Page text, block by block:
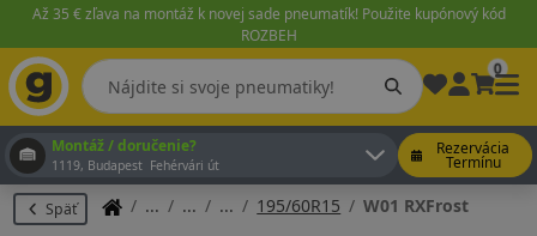
Až 35 € zľava na montáž k novej sade pneumatík! Použite kupónový kód
ROZBEH
0
Montáž / doručenie?
1119, Budapest Fehérvári út
Rezervácia
Termínu
Späť 195/60R15 W01 RXFrost